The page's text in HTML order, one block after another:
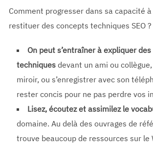
Comment progresser dans sa capacité
restituer des concepts techniques SEO ?
On peut s’entraîner à expliquer
techniquesdevant un ami ou
miroir, ou s’enregistrer avec son
rester concis pour ne pas perdre vos
Lisez, écoutez et assimilez le
domaine. Au delà des ouvrages de
trouve beaucoup de ressources sur le